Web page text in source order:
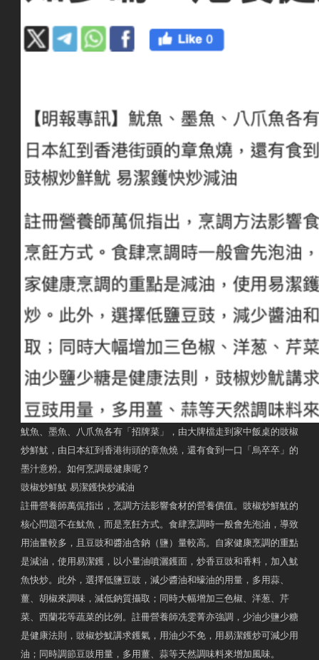
魷魚、墨魚、八爪魚各有「招牌菜」，由大牌檔走到家中飯桌的豉椒
炒鮮魷，由日本紅到香港街頭的章魚燒，還有食到一口「烏卒卒」的
墨汁意粉。如何烹調最健康呢？
豉椒炒鮮魷 易潔鑊快炒減油
註冊營養師萬侃指出，烹調方法影響食材的營養價值。豉椒炒鮮魷的
核心問題不在魷魚，而是烹飪方式。食肆烹調時一般會先泡油，導致
用油量較多，且豆豉和醬油含鈉（鹽）量較高。自家健康烹調的重點
是減油，使用易潔鑊，以小量油噴灑鑊面，炒香豆豉和香料，加入魷
魚快炒。此外，選擇低鹽豆豉，減少醬油和蠔油的用量，多用蒜、
薑、胡椒來調味，減低鈉質攝取；同時大幅增加三色椒、洋葱、芹
菜、西蘭花等蔬菜的比例。註冊營養師冼雯菁亦強調，少油少鹽少糖
是健康法則，豉椒炒魷講求鑊氣，用油少不免，用易潔鑊炒可減少用
油；同時調節豆豉用量，多用薑、蒜等天然調味料來增加風味。